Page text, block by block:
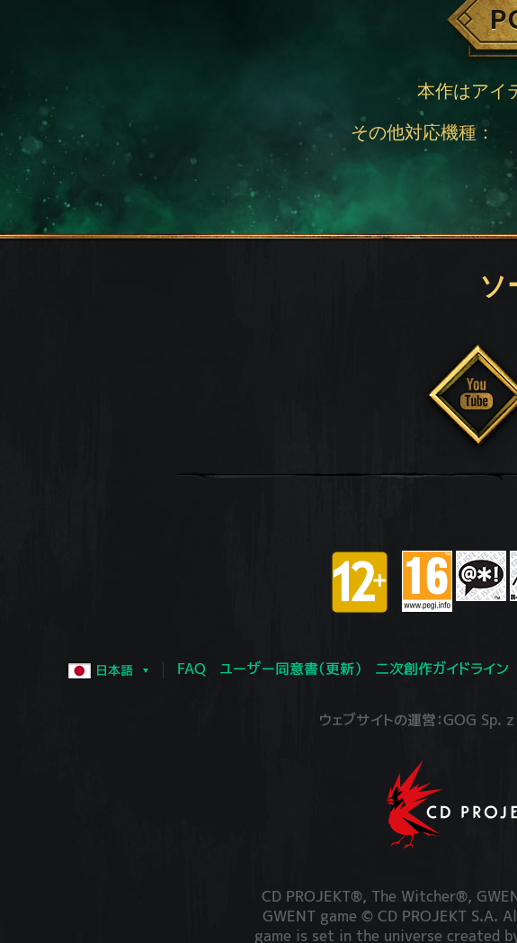
本作はアイ
その他対応機種：
ソ
日本語 FAQ ユーザー同意書（更新） 二次創作ガイドライン
ウェブサイトの運営：GOG
CD PROJEKT®, The Witcher®,
GWENT game © CD PROJEKT S.A.
game is set in the universe created